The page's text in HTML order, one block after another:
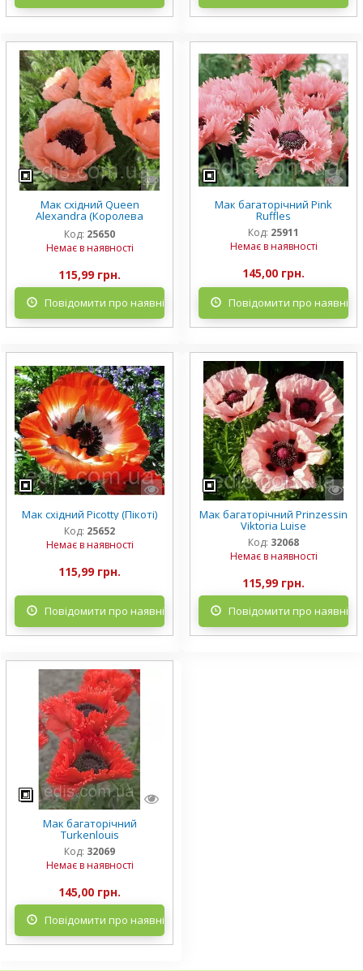
Мак східний Queen
Alexandra (Королева
Олександра)
Код: 25650
Немає в наявності
115,99 грн.
Повідомити про наявність
Мак багаторічний Pink
Ruffles
Код: 25911
Немає в наявності
145,00 грн.
Повідомити про
Мак східний Picotty (Пікоті)
Код: 25652
Немає в наявності
115,99 грн.
Повідомити про наявність
Мак багаторічний Prinzessin
Viktoria Luise
Код: 32068
Немає в наявності
115,99 грн.
Повідомити про
Мак багаторічний
Turkenlouis
Код: 32069
Немає в наявності
145,00 грн.
Повідомити про наявність